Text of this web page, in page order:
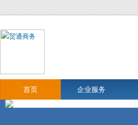
首页 企业服务